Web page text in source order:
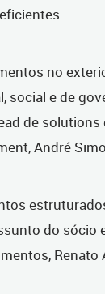
no
social e de
de solutions
André
do sócio
Renato